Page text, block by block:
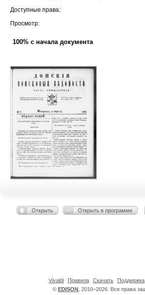
Доступные права:
Просмотр:
100% с начала документа
Открыть Открыть в программе
© EDISON , 2010–2026. Все права
Vivaldi Правила Скачать Поддержка